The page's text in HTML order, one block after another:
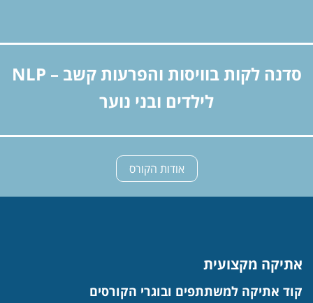
סדנה לקות בוויסות והפרעות קשב – NLP
לילדים ובני נוער
אודות הקורס
אתיקה מקצועית
קוד אתיקה למשתתפים ובוגרי הקורסים